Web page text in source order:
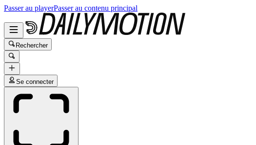
Passer au playerPasser au contenu principal
Rechercher
Se connecter